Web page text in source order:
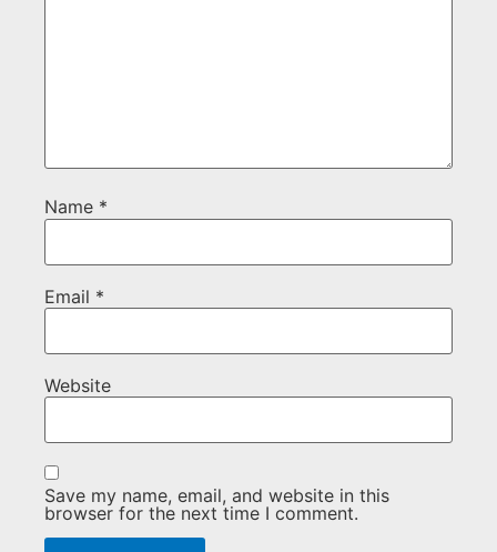
Name *
Email *
Website
Save my name, email, and website in this
browser for the next time I comment.